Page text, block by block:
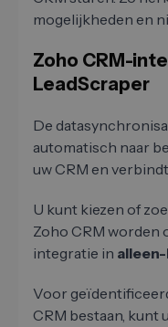
mogelijkheden en
Zoho CRM-
LeadScraper
De
automatisch naar
uw CRM en
U kunt kiezen of
Zoho CRM worden
integratie in
Voor
CRM bestaan, kunt u